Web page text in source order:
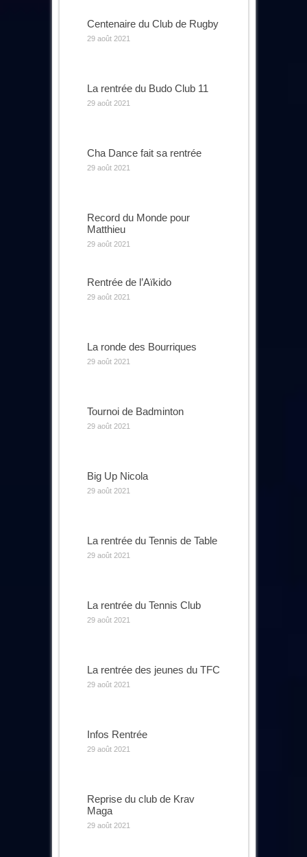
Centenaire du Club de Rugby
29 août 2021
La rentrée du Budo Club 11
29 août 2021
Cha Dance fait sa rentrée
29 août 2021
Record du Monde pour
Matthieu
29 août 2021
Rentrée de l’Aïkido
29 août 2021
La ronde des Bourriques
29 août 2021
Tournoi de Badminton
29 août 2021
Big Up Nicola
29 août 2021
La rentrée du Tennis de Table
29 août 2021
La rentrée du Tennis Club
29 août 2021
La rentrée des jeunes du TFC
29 août 2021
Infos Rentrée
29 août 2021
Reprise du club de Krav
Maga
29 août 2021